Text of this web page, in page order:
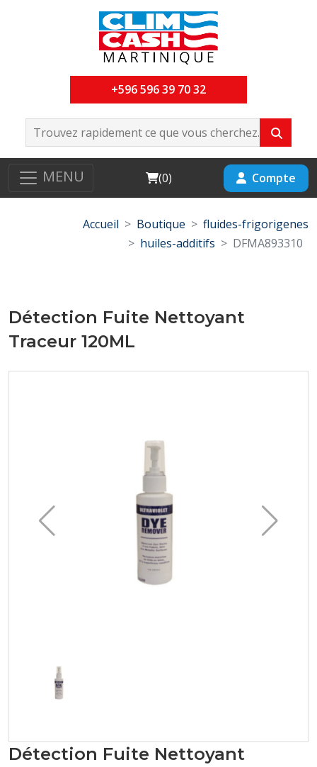
+596 596 39 70 32
MENU Cart
(0) Compte
Accueil Boutique
fluides-frigorigenes
huiles-additifs
DFMA893310
Détection Fuite Nettoyant
Traceur 120ML
Détection Fuite Nettoyant